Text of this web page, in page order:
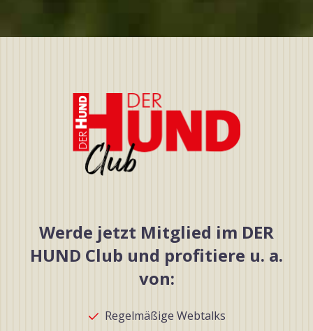
Werde jetzt Mitglied im DER
HUND Club und profitiere u. a.
von:
Regelmäßige Webtalks